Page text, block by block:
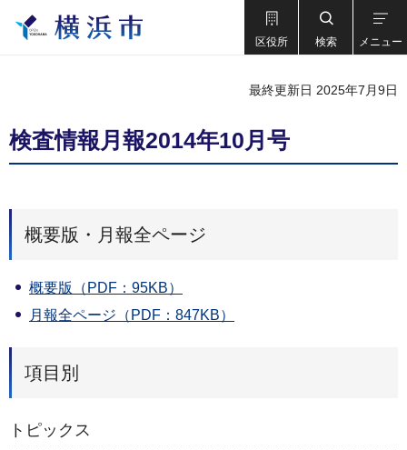
区役所 検索 メニュー
最終更新日 2025年7月9日
検査情報月報2014年10月号
概要版・月報全ページ
概要版（PDF：95KB）
月報全ページ（PDF：847KB）
項目別
トピックス